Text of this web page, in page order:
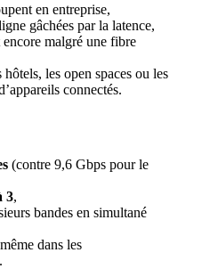
en entreprise,
gâchées par la latence,
malgré une fibre
hôtels, les open spaces ou les
connectés.
(contre 9,6 Gbps pour le
3,
bandes en simultané
dans les